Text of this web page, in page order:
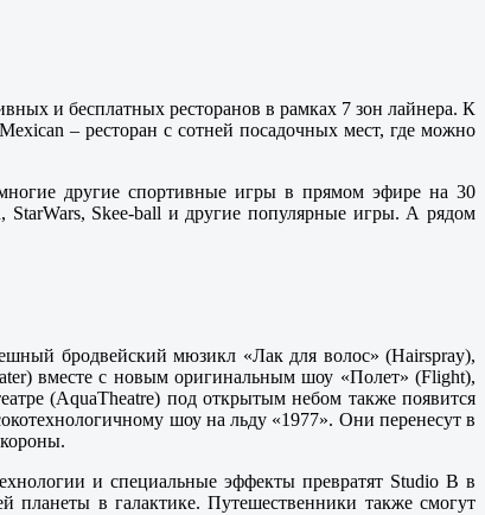
и бесплатных ресторанов в рамках 7 зон лайнера. К
– ресторан с сотней посадочных мест, где можно
другие спортивные игры в прямом эфире на 30
StarWars, Skee-ball и другие популярные игры. А рядом
бродвейский мюзикл «Лак для волос» (Hairspray),
вместе с новым оригинальным шоу «Полет» (Flight),
(AquaTheatre) под открытым небом также появится
шоу на льду «1977». Они перенесут в
и специальные эффекты превратят Studio B в
планеты в галактике. Путешественники также смогут